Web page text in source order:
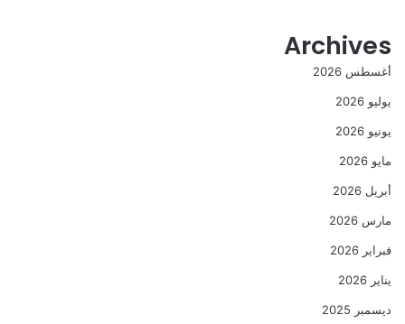
Archives
أغسطس 2026
يوليو 2026
يونيو 2026
مايو 2026
أبريل 2026
مارس 2026
فبراير 2026
يناير 2026
ديسمبر 2025